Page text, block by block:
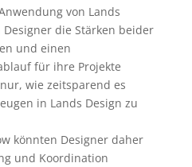
von Lands
die Stärken beider
und einen
für ihre Projekte
wie zeitsparend es
in Lands Design zu
könnten Designer daher
und Koordination